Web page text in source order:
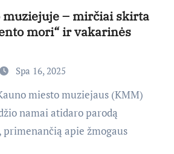
muziejuje – mirčiai skirta
mori“ ir vakarinės
Spa 16, 2025
miesto muziejaus (KMM)
namai atidaro parodą
primenančią apie žmogaus